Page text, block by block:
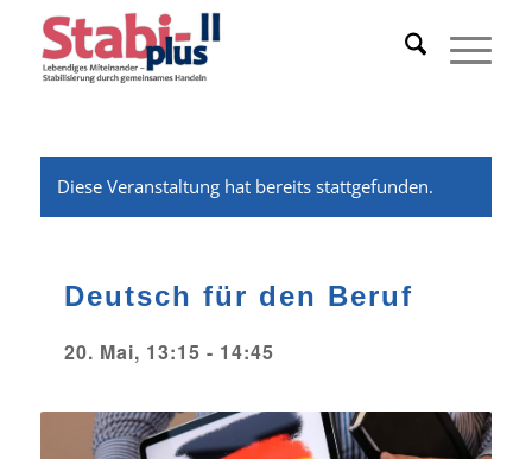
Diese Veranstaltung hat bereits stattgefunden.
Deutsch für den Beruf
20. Mai, 13:15 - 14:45